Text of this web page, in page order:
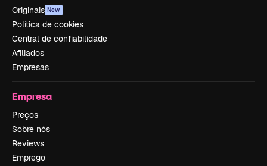
Originais New
Política de cookies
Central de confiabilidade
Afiliados
Empresas
Empresa
Preços
Sobre nós
Reviews
Emprego